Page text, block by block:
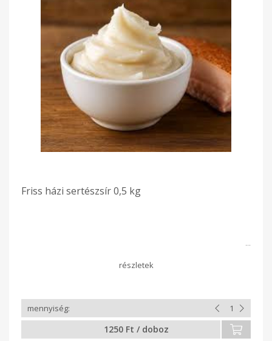
Friss házi sertészsír 0,5 kg
1250 Ft / doboz